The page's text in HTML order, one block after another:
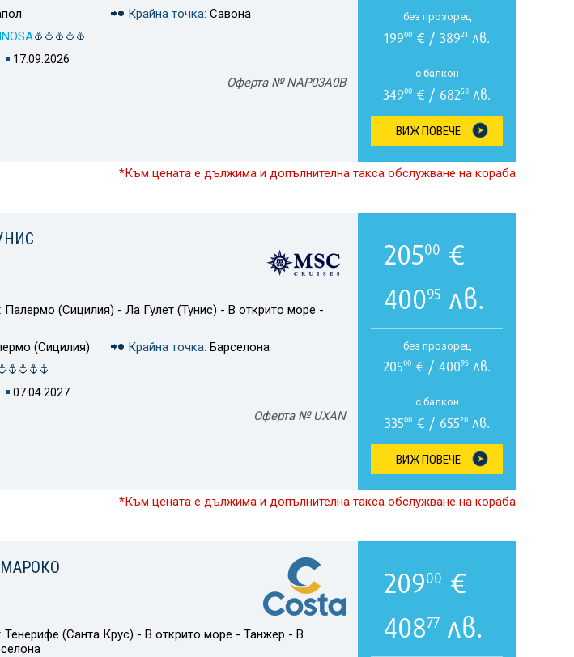
Крайна точка: Савона
17.09.2026
Оферта № NAP03A0B
без прозорец
19900 € / 38921 лв.
с балкон
34900 € / 68258 лв.
ВИЖ ПОВЕЧЕ
*Към цената е дължима и допълнителна такса обслужване на кораба
Палермо (Сицилия) - Ла Гулет (Тунис) - В открито море -
(Сицилия) Крайна точка: Барселона
07.04.2027
Оферта № UXAN
20500 €
40095 лв.
без прозорец
20500 € / 40095 лв.
с балкон
33500€ / 65520лв.
ВИЖ ПОВЕЧЕ
*Към цената е дължима и допълнителна такса обслужване на кораба
Тенерифе (Санта Крус) - В открито море - Танжер - В
20900 €
40877 лв.